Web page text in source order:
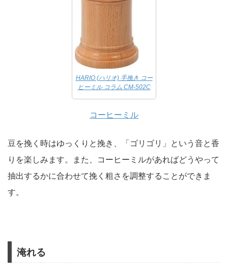
HARIO (ハリオ) 手挽き コー
ヒーミル コラム CM-502C
コーヒーミル
豆を挽く時はゆっくりと挽き、「ゴリゴリ」という音と香
りを楽しみます。また、コーヒーミルがあればどうやって
抽出するかに合わせて挽く粗さを調整することができま
す。
淹れる